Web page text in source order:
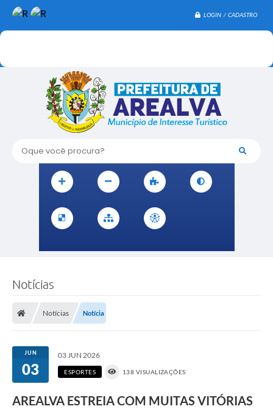
LOGIN / CADASTRO
Oque você procura?
Notícias
Notícias Notícia
JUN
03
03 JUN 2026
ESPORTES 138 VISUALIZAÇÕES
AREALVA ESTREIA COM MUITAS VITÓRIAS